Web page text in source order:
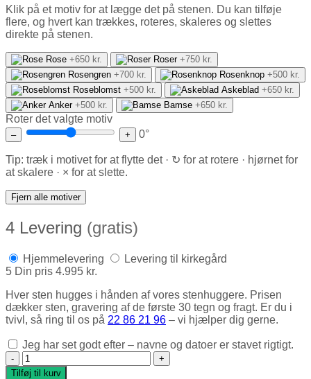
Klik på et motiv for at lægge det på stenen. Du kan tilføje
flere, og hvert kan trækkes, roteres, skaleres og slettes
direkte på stenen.
Rose +650 kr. Roser +750 kr.
Rosengren +700 kr. Rosenknop +500 kr.
Roseblomst +500 kr. Askeblad +650 kr.
Anker +500 kr. Bamse +650 kr.
Roter det valgte motiv
– + 0°
Tip: træk i motivet for at flytte det · ↻ for at rotere · hjørnet for
at skalere · × for at slette.
Fjern alle motiver
4 Levering (gratis)
Hjemmelevering
Levering til kirkegård
5 Din pris 4.995 kr.
Hver sten hugges i hånden af vores stenhuggere. Prisen
dækker sten, gravering af de første 30 tegn og fragt. Er du i
tvivl, så ring til os på 22 86 21 96 – vi hjælper dig gerne.
Jeg har set godt efter – navne og datoer er stavet rigtigt.
Plænesten (Paradis) antal
Tilføj til kurv